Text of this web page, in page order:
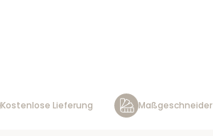
Kostenlose Lieferung